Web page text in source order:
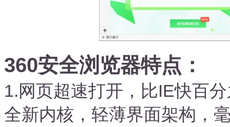
360安全浏览器特点：
1.网页超速打开，比IE快百
全新内核，轻薄界面架构，